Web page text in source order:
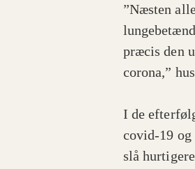
”Næsten
præcis den
corona,”
I de
covid-19 og
slå